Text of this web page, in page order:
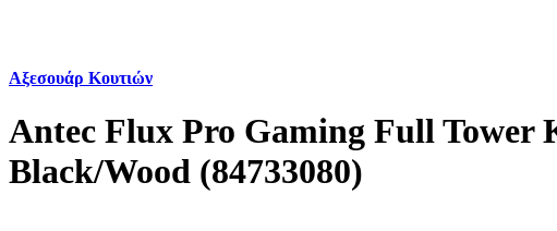
Αξεσουάρ Κουτιών
Antec Flux Pro Gaming Full Tower
Black/Wood (84733080)